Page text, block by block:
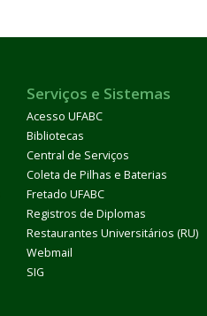
Serviços e Sistemas
Acesso UFABC
Bibliotecas
Central de Serviços
Coleta de Pilhas e Baterias
Fretado UFABC
Registros de Diplomas
Restaurantes Universitários (RU)
Webmail
SIG